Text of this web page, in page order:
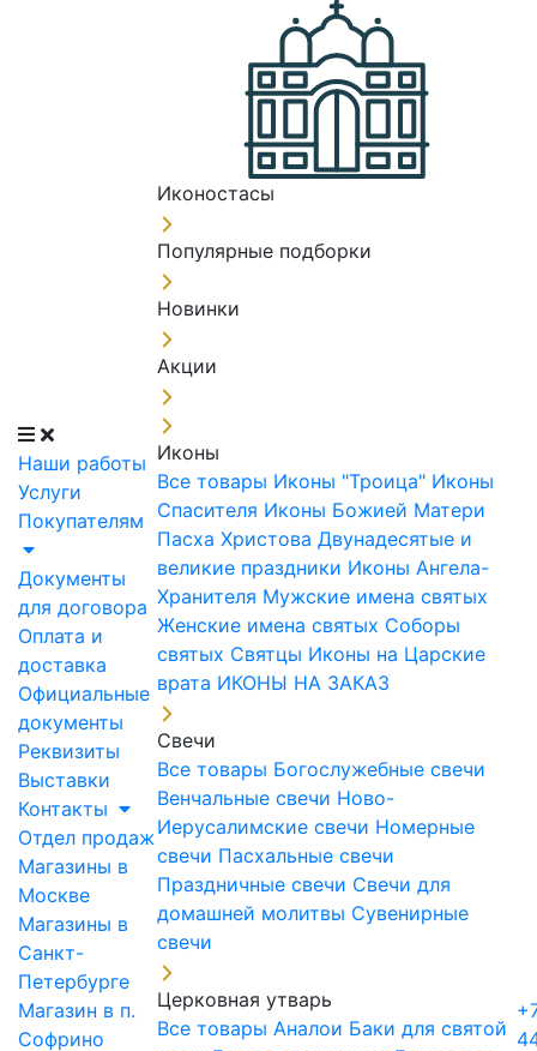
Наши работы
Услуги
Покупателям
Документы
для договора
Оплата и
доставка
Официальные
документы
Реквизиты
Выставки
Контакты
Отдел продаж
Магазины в
Москве
Магазины в
Санкт-
Петербурге
Магазин в п.
Софрино
Иконостасы
Популярные подборки
Новинки
Акции
Иконы
Все товары Иконы "Троица" Иконы
Спасителя Иконы Божией Матери
Пасха Христова Двунадесятые и
великие праздники Иконы Ангела-
Хранителя Мужские имена святых
Женские имена святых Соборы
святых Святцы Иконы на Царские
врата ИКОНЫ НА ЗАКАЗ
Свечи
Все товары Богослужебные свечи
Венчальные свечи Ново-
Иерусалимские свечи Номерные
свечи Пасхальные свечи
Праздничные свечи Свечи для
домашней молитвы Сувенирные
свечи
Церковная утварь
Все товары Аналои Баки для святой